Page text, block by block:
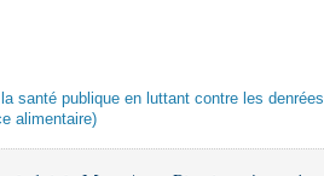
santé publique en luttant contre les
alimentaire)